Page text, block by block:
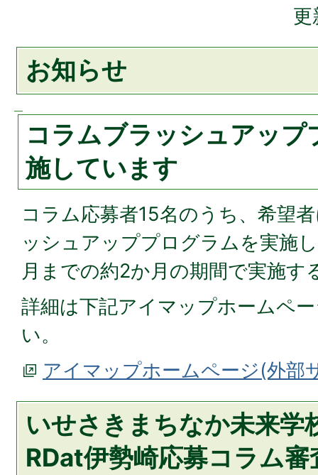
更
お知らせ
コラムブラッシュアップ
施しています
コラム応募者15名のうち、希望
ッシュアッププログラムを実施
月までの約2か月の期間で実施す
詳細は下記アイマップホームペ
い。
アイマップホームページ(外部
いせさきまちなか未来学
RDat伊勢崎応募コラム